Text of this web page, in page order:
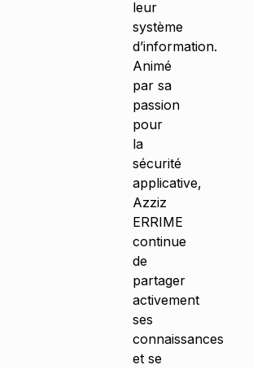
leur
système
d’information.
Animé
par sa
passion
pour
la
sécurité
applicative,
Azziz
ERRIME
continue
de
partager
activement
ses
connaissances
et se